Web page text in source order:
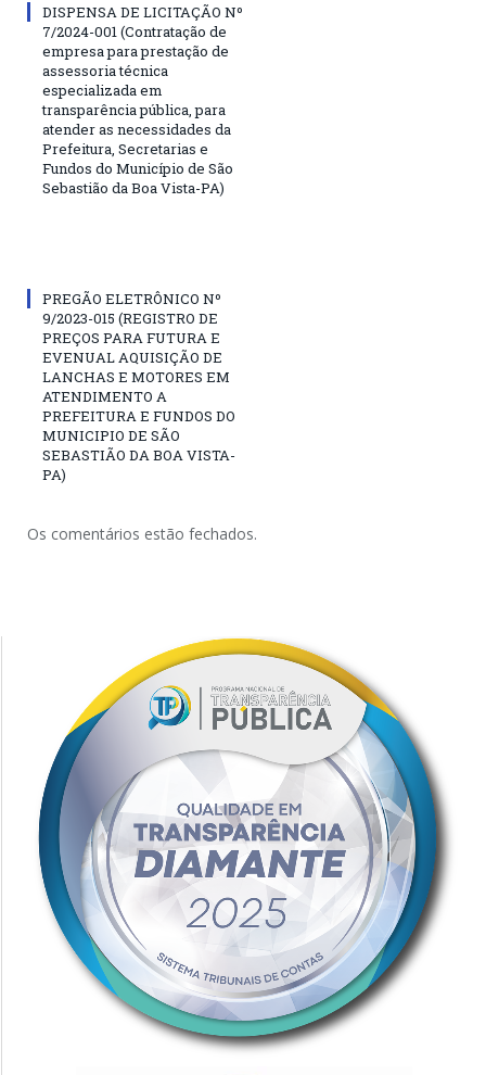
DISPENSA DE LICITAÇÃO Nº
7/2024-001 (Contratação de
empresa para prestação de
assessoria técnica
especializada em
transparência pública, para
atender as necessidades da
Prefeitura, Secretarias e
Fundos do Município de São
Sebastião da Boa Vista-PA)
PREGÃO ELETRÔNICO Nº
9/2023-015 (REGISTRO DE
PREÇOS PARA FUTURA E
EVENUAL AQUISIÇÃO DE
LANCHAS E MOTORES EM
ATENDIMENTO A
PREFEITURA E FUNDOS DO
MUNICIPIO DE SÃO
SEBASTIÃO DA BOA VISTA-
PA)
Os comentários estão fechados.